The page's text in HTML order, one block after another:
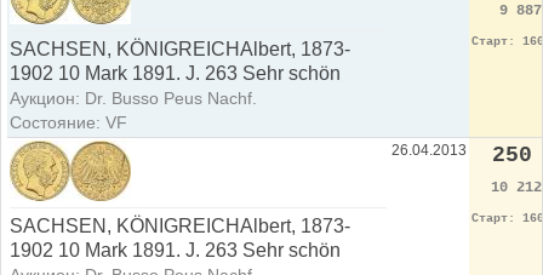
SACHSEN, KÖNIGREICHAlbert, 1873-
1902 10 Mark 1891. J. 263 Sehr schön
Аукцион: Dr. Busso Peus Nachf.
Состояние: VF
9
Старт:
SACHSEN, KÖNIGREICHAlbert, 1873-
1902 10 Mark 1891. J. 263 Sehr schön
26.04.2013 250
10
Старт: